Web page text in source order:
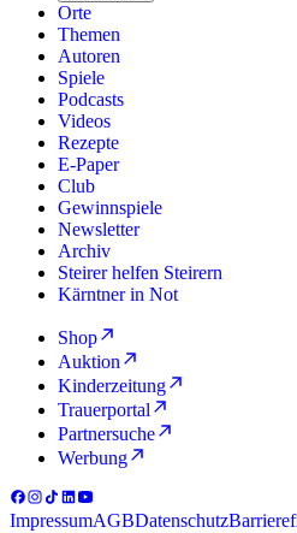
Orte
Themen
Autoren
Spiele
Podcasts
Videos
Rezepte
E-Paper
Club
Gewinnspiele
Newsletter
Archiv
Steirer helfen Steirern
Kärntner in Not
Shop
Auktion
Kinderzeitung
Trauerportal
Partnersuche
Werbung
ImpressumAGBDatenschutz